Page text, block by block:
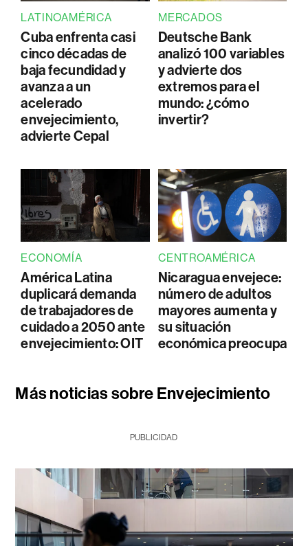
LATINOAMÉRICA
Cuba enfrenta casi
cinco décadas de
baja fecundidad y
avanza a un
acelerado
envejecimiento,
advierte Cepal
MERCADOS
Deutsche Bank
analizó 100 variables
y advierte dos
extremos para el
mundo: ¿cómo
invertir?
ECONOMÍA
América Latina
duplicará demanda
de trabajadores de
cuidado a 2050 ante
envejecimiento: OIT
CENTROAMÉRICA
Nicaragua envejece:
número de adultos
mayores aumenta y
su situación
económica preocupa
Más noticias sobre Envejecimiento
PUBLICIDAD